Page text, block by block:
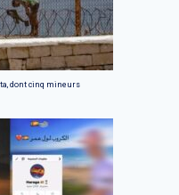
dont cinq mineurs